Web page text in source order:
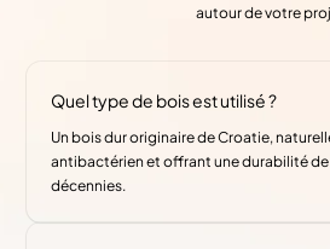
autour de votre
Quel type de bois est utilisé ?
Un bois dur originaire de Croatie,
antibactérien et offrant une durabilité
décennies.